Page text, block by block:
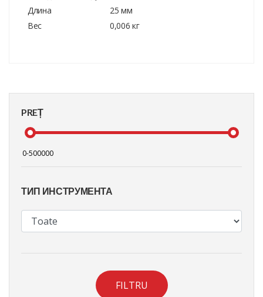
PREȚ
ТИП ИНСТРУМЕНТА
FILTRU
Длина
25 мм
Вес
0,006 кг